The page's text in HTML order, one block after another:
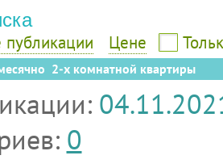
публикации Цене
2-х комнатной квартиры
0